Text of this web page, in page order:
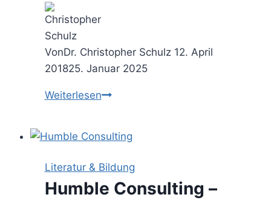
VonDr. Christopher Schulz 12. April
201825. Januar 2025
WeiterlesenDas
wichtige
Fakten
Gespräch
Literatur & Bildung
Humble Consulting –